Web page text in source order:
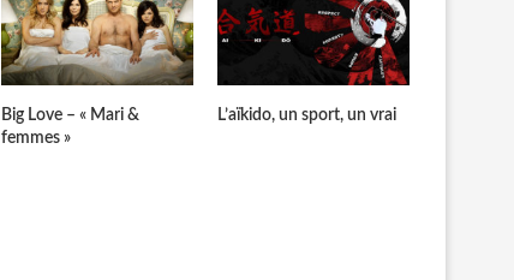
Big Love – « Mari &
femmes »
L’aïkido, un sport, un vrai